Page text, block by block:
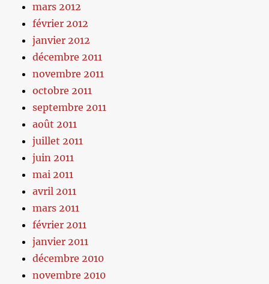
mars 2012
février 2012
janvier 2012
décembre 2011
novembre 2011
octobre 2011
septembre 2011
août 2011
juillet 2011
juin 2011
mai 2011
avril 2011
mars 2011
février 2011
janvier 2011
décembre 2010
novembre 2010